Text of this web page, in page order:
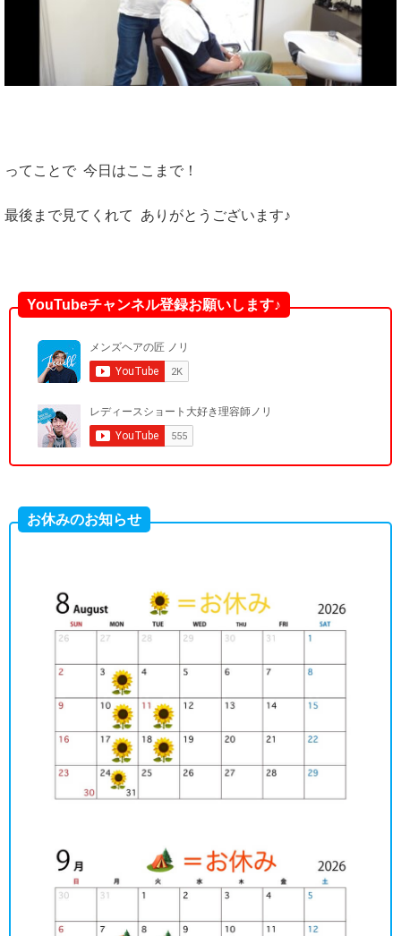
ってことで 今日はここまで！
最後まで見てくれて ありがとうございます♪
YouTubeチャンネル登録お願いします♪
お休みのお知らせ